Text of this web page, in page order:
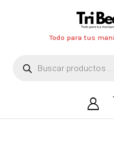
Todo para tus
productos